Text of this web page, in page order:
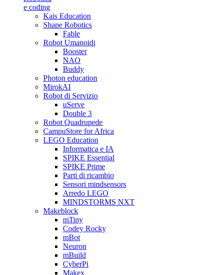
e coding
Kais Education
Shape Robotics
Fable
Robot Umanoidi
Booster
NAO
Buddy
Photon education
MirokAI
Robot di Servizio
uServe
Double 3
Robot Quadrupede
CampuStore for Africa
LEGO Education
Informatica e IA
SPIKE Essential
SPIKE Prime
Parti di ricambio
Sensori mindsensors
Arredo LEGO
MINDSTORMS NXT
Makeblock
mTiny
Codey Rocky
mBot
Neuron
mBuild
CyberPi
Makex